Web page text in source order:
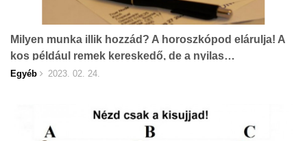
Milyen munka illik hozzád? A horoszkópod elárulja! A
kos például remek kereskedő, de a nyilas…
Egyéb 2023. 02. 24.